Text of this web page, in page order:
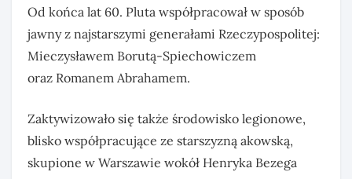
Od końca lat 60. Pluta współpracował w sposób
jawny z najstarszymi generałami Rzeczypospolitej:
Mieczysławem Borutą-Spiechowiczem
oraz Romanem Abrahamem.
Zaktywizowało się także środowisko legionowe,
blisko współpracujące ze starszyzną akowską,
skupione w Warszawie wokół Henryka Bezega